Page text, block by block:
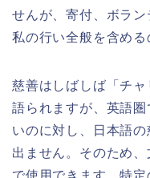
せんが、寄付、ボラ
私の行い全般を含める
慈善はしばしば「チ
語られますが、英語
いのに対し、日本語
出ません。そのため
で使用できます。特